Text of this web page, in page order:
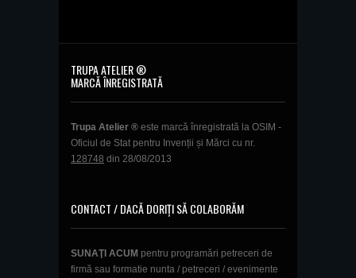
TRUPA ATELIER ®
MARCĂ ÎNREGISTRATĂ
Trupa Atelier ® este marcă înregistrată la OSIM -
Oficiul de Stat pentru Invenții și Mărci cu nr.
128748 din 28/08/2013
CONTACT / DACĂ DORIȚI SĂ COLABORĂM
SUNAŢI ACUM pentru programări petreceri de
firmă sau formatie nunta / petreceri / evenimente